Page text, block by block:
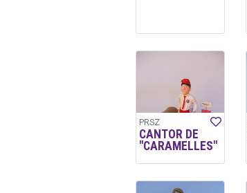
PRSZ
CANTOR DE
"CARAMELLES"